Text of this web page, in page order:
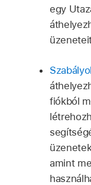
egy
fiókból
amint